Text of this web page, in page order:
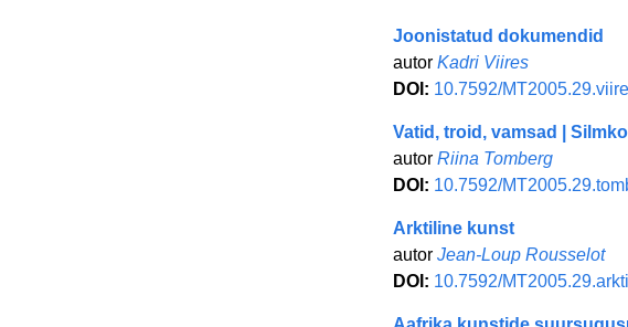
Joonistatud dokumendid
autor Kadri Viires
DOI: 10.7592/
Vatid, troid, vamsad |
autor Riina Tomberg
DOI: 10.7592/
Arktiline kunst
autor Jean-Loup Rousselot
DOI: 10.7592/